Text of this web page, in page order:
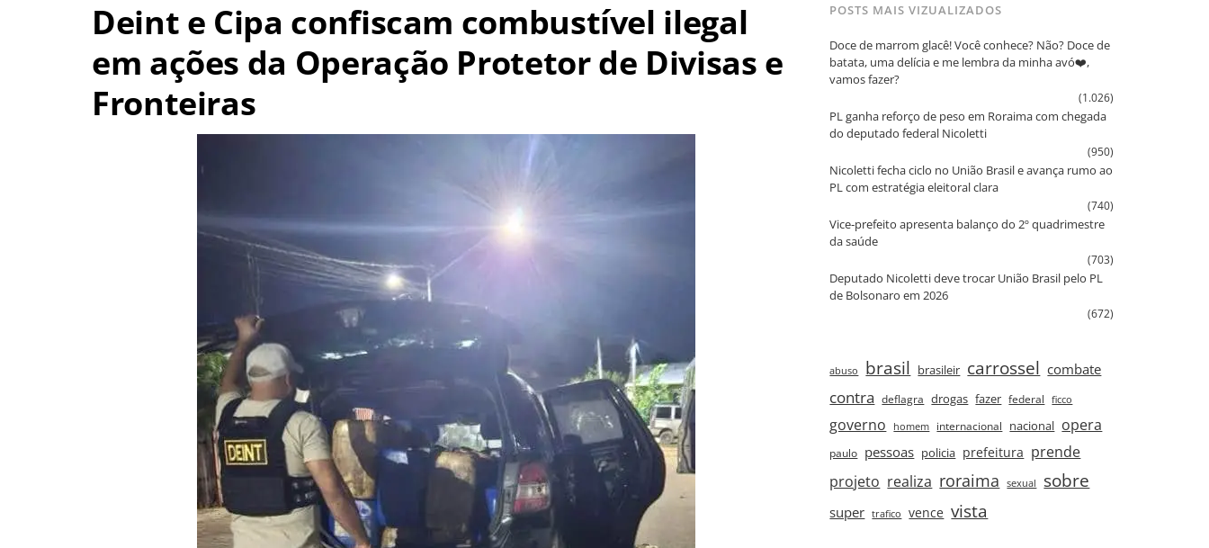
Deint e Cipa confiscam combustível ilegal
em ações da Operação Protetor de Divisas e
Fronteiras
POSTS MAIS VIZUALIZADOS
Doce de marrom glacê! Você conhece? Não? Doce de
batata, uma delícia e me lembra da minha avó❤️,
vamos fazer?
(1.026)
PL ganha reforço de peso em Roraima com chegada
do deputado federal Nicoletti
(950)
Nicoletti fecha ciclo no União Brasil e avança rumo ao
PL com estratégia eleitoral clara
(740)
Vice‑prefeito apresenta balanço do 2º quadrimestre
da saúde
(703)
Deputado Nicoletti deve trocar União Brasil pelo PL
de Bolsonaro em 2026
(672)
abuso brasil brasileir carrossel combate
contra deflagra drogas fazer federal ficco
governo homem internacional nacional opera
paulo pessoas policia prefeitura prende
projeto realiza roraima sexual sobre
super trafico vence vista